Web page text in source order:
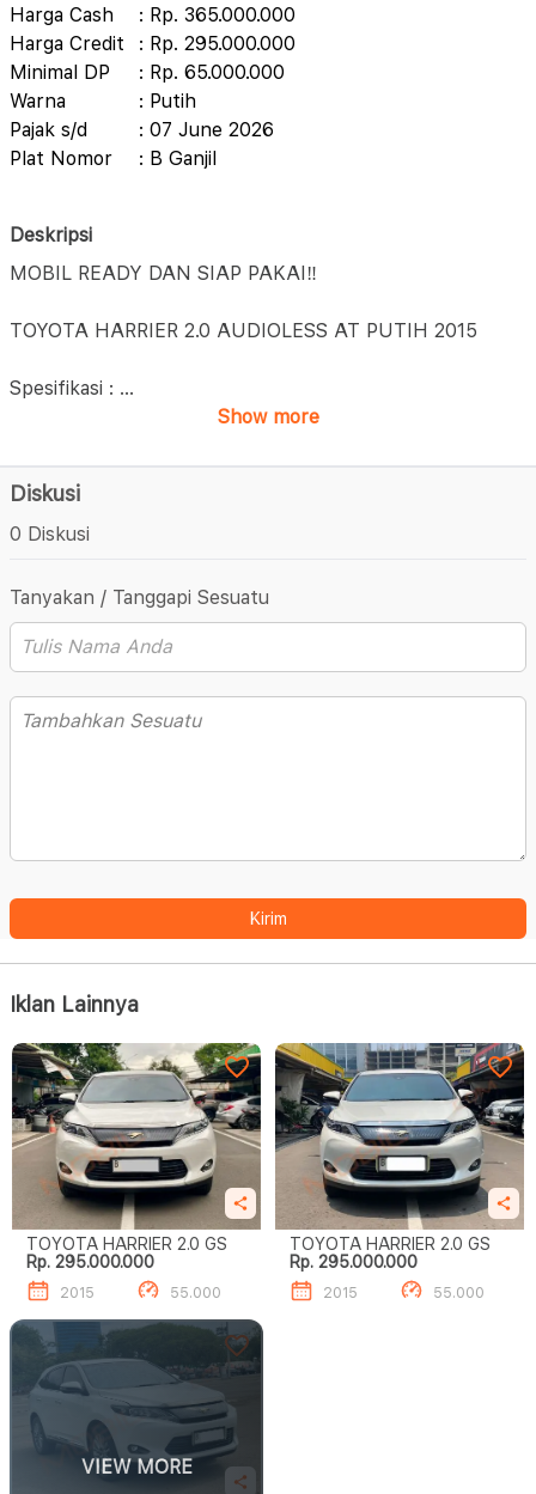
Harga Cash
: Rp. 365.000.000
Harga Credit
: Rp. 295.000.000
Minimal DP
: Rp. 65.000.000
Warna
: Putih
Pajak s/d
: 07 June 2026
Plat Nomor
: B Ganjil
Deskripsi
MOBIL READY DAN SIAP PAKAI‼️
TOYOTA HARRIER 2.0 AUDIOLESS AT PUTIH 2015
Spesifikasi : ...
Show more
Diskusi
0 Diskusi
Tanyakan / Tanggapi Sesuatu
Kirim
Iklan Lainnya
TOYOTA HARRIER 2.0 GS
Rp. 295.000.000
2015 55.000
TOYOTA HARRIER 2.0 GS
Rp. 295.000.000
2015 55.000
VIEW MORE